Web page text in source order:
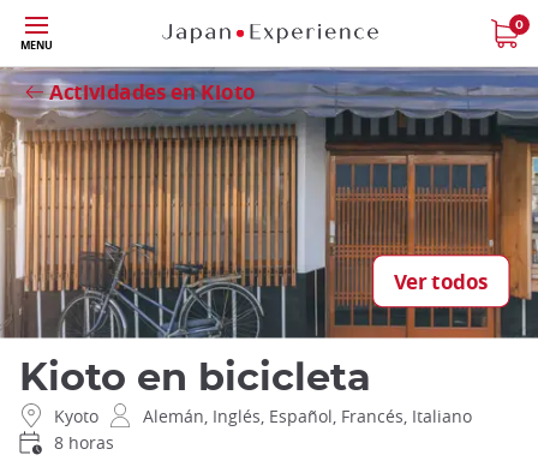
Tamaño
MENU
0
Actividades en Kioto
Ver todos
Close
Kioto en bicicleta
Kyoto
Alemán, Inglés, Español, Francés, Italiano
8 horas